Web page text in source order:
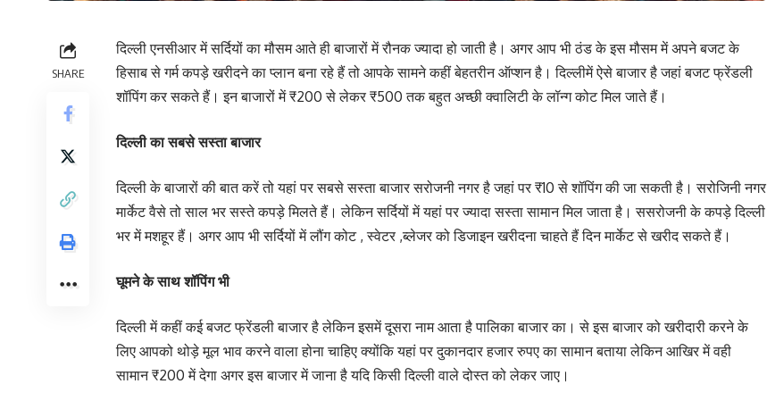
SHARE
दिल्ली एनसीआर में सर्दियों का मौसम आते ही बाजारों में रौनक ज्यादा हो जाती है। अगर आप भी ठंड के इस मौसम में अपने बजट के
हिसाब से गर्म कपड़े खरीदने का प्लान बना रहे हैं तो आपके सामने कहीं बेहतरीन ऑप्शन है। दिल्लीमें ऐसे बाजार है जहां बजट फ्रेंडली
शॉपिंग कर सकते हैं। इन बाजारों में ₹200 से लेकर ₹500 तक बहुत अच्छी क्वालिटी के लॉन्ग कोट मिल जाते हैं।
दिल्ली का सबसे सस्ता बाजार
दिल्ली के बाजारों की बात करें तो यहां पर सबसे सस्ता बाजार सरोजनी नगर है जहां पर ₹10 से शॉपिंग की जा सकती है। सरोजिनी नगर
मार्केट वैसे तो साल भर सस्ते कपड़े मिलते हैं। लेकिन सर्दियों में यहां पर ज्यादा सस्ता सामान मिल जाता है। ससरोजनी के कपड़े दिल्ली
भर में मशहूर हैं। अगर आप भी सर्दियों में लौंग कोट , स्वेटर ,ब्लेजर को डिजाइन खरीदना चाहते हैं दिन मार्केट से खरीद सकते हैं।
घूमने के साथ शॉपिंग भी
दिल्ली में कहीं कई बजट फ्रेंडली बाजार है लेकिन इसमें दूसरा नाम आता है पालिका बाजार का। से इस बाजार को खरीदारी करने के
लिए आपको थोड़े मूल भाव करने वाला होना चाहिए क्योंकि यहां पर दुकानदार हजार रुपए का सामान बताया लेकिन आखिर में वही
सामान ₹200 में देगा अगर इस बाजार में जाना है यदि किसी दिल्ली वाले दोस्त को लेकर जाए।